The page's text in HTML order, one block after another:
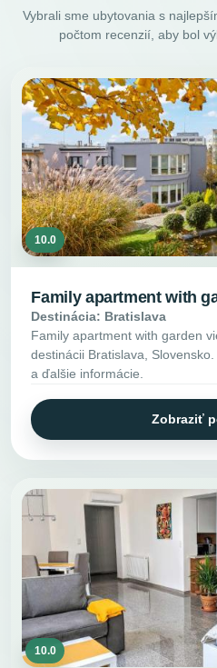
Vybrali sme ubytovania s
počtom recenzií, aby bol
10.0
Family apartment with
Destinácia: Bratislava
Family apartment with garden
destinácii Bratislava,
a ďalšie informácie.
Zobraziť
10.0